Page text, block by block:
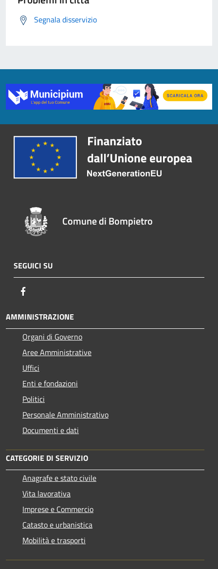
Segnala disservizio
Comune di Bompietro
SEGUICI SU
AMMINISTRAZIONE
Organi di Governo
Aree Amministrative
Uffici
Enti e fondazioni
Politici
Personale Amministrativo
Documenti e dati
CATEGORIE DI SERVIZIO
Anagrafe e stato civile
Vita lavorativa
Imprese e Commercio
Catasto e urbanistica
Mobilità e trasporti